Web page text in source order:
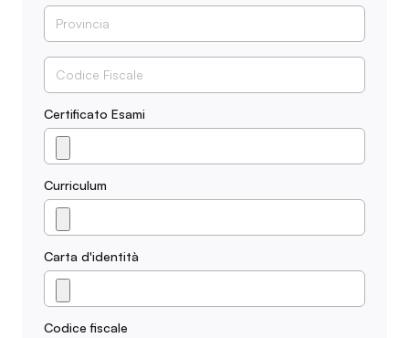
Certificato Esami
Curriculum
Carta d'identità
Codice fiscale